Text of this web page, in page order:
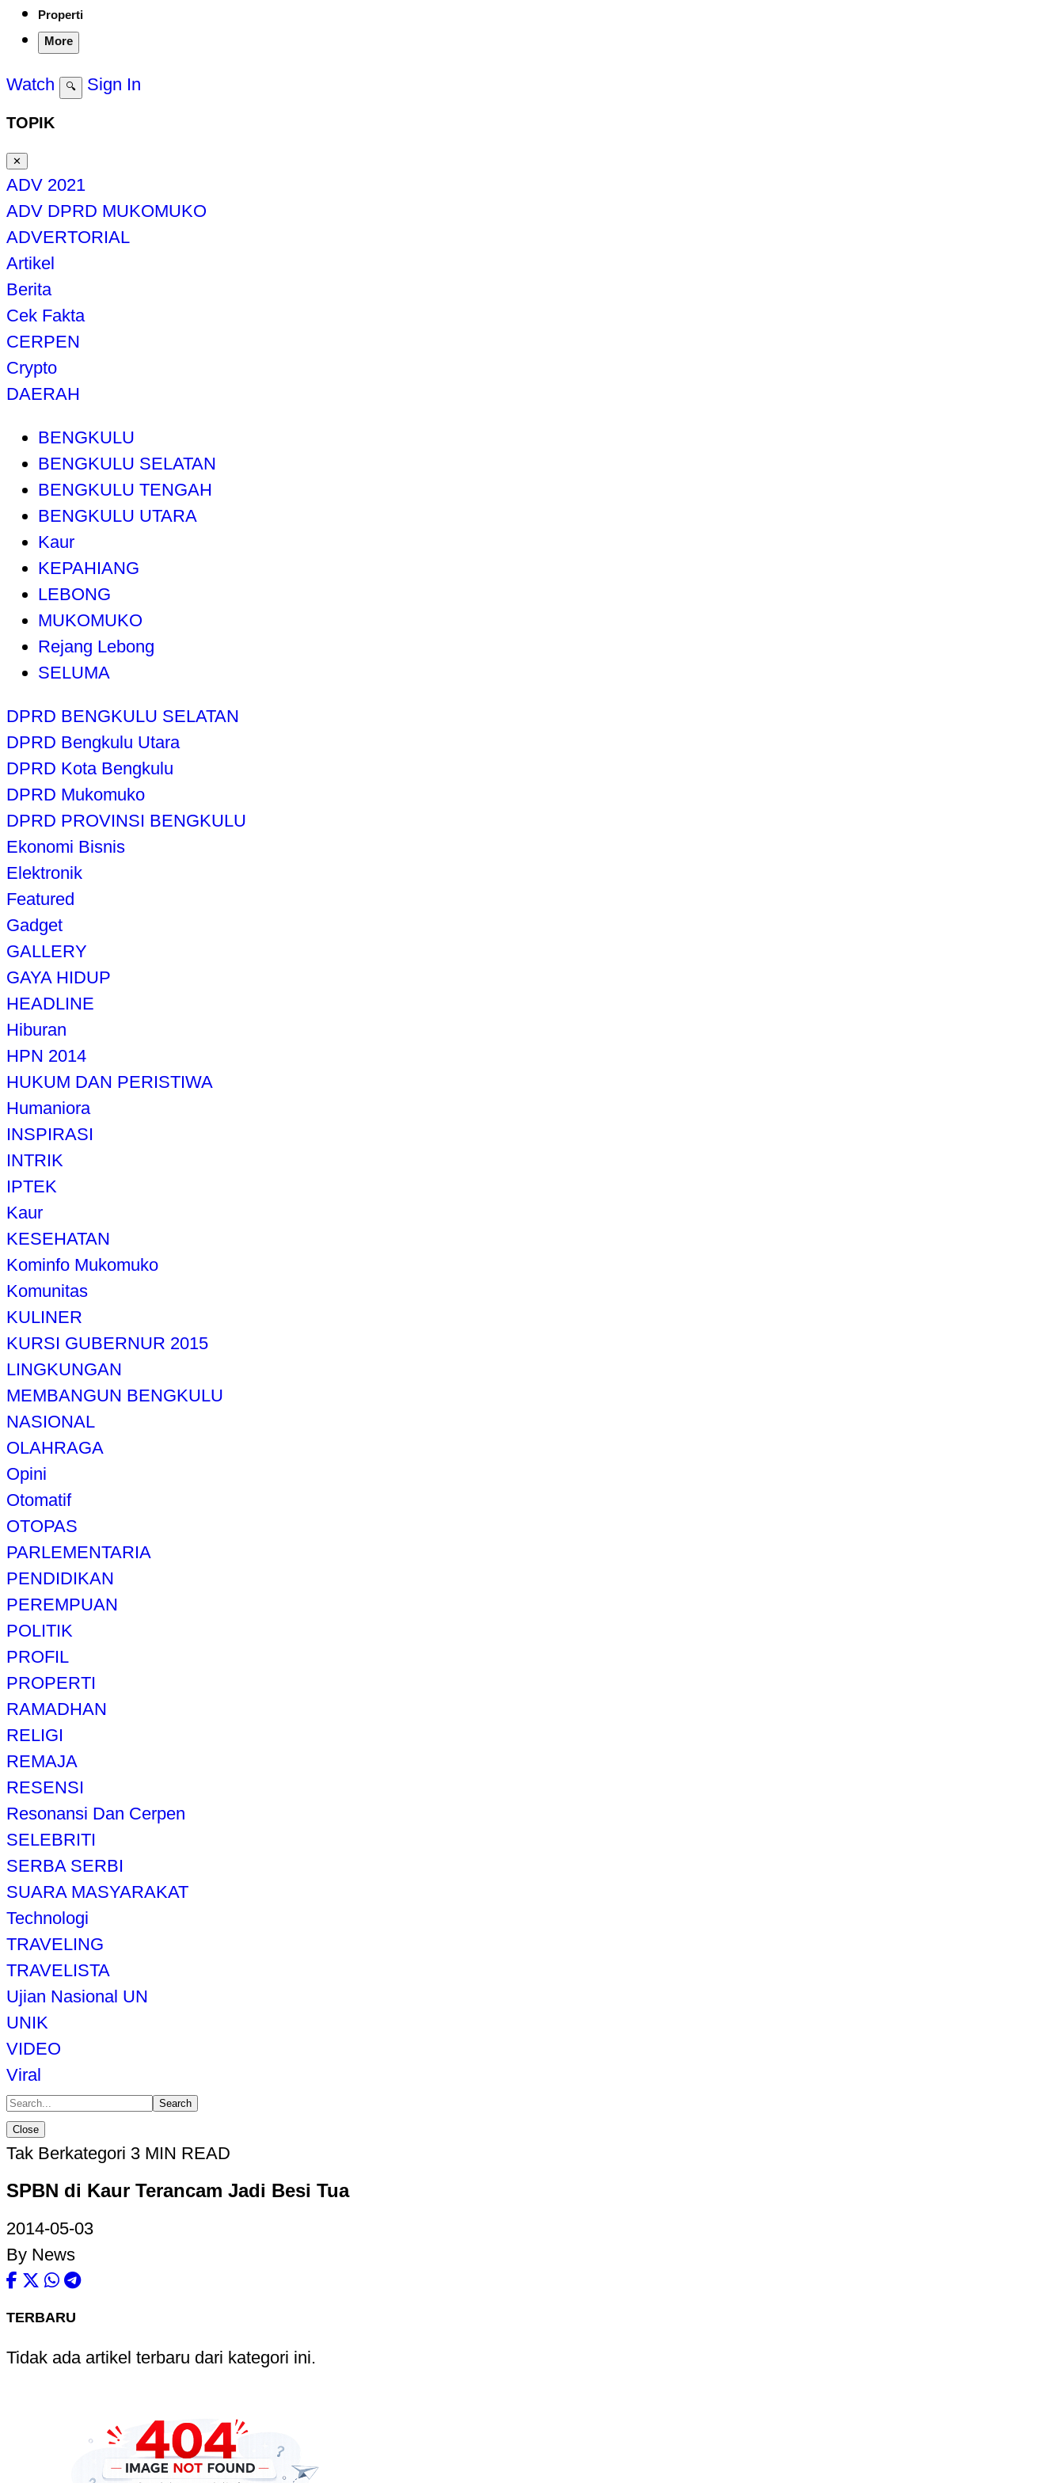
Properti
More
Watch 🔍 Sign In
TOPIK
✕
ADV 2021
ADV DPRD MUKOMUKO
ADVERTORIAL
Artikel
Berita
Cek Fakta
CERPEN
Crypto
DAERAH
BENGKULU
BENGKULU SELATAN
BENGKULU TENGAH
BENGKULU UTARA
Kaur
KEPAHIANG
LEBONG
MUKOMUKO
Rejang Lebong
SELUMA
DPRD BENGKULU SELATAN
DPRD Bengkulu Utara
DPRD Kota Bengkulu
DPRD Mukomuko
DPRD PROVINSI BENGKULU
Ekonomi Bisnis
Elektronik
Featured
Gadget
GALLERY
GAYA HIDUP
HEADLINE
Hiburan
HPN 2014
HUKUM DAN PERISTIWA
Humaniora
INSPIRASI
INTRIK
IPTEK
Kaur
KESEHATAN
Kominfo Mukomuko
Komunitas
KULINER
KURSI GUBERNUR 2015
LINGKUNGAN
MEMBANGUN BENGKULU
NASIONAL
OLAHRAGA
Opini
Otomatif
OTOPAS
PARLEMENTARIA
PENDIDIKAN
PEREMPUAN
POLITIK
PROFIL
PROPERTI
RAMADHAN
RELIGI
REMAJA
RESENSI
Resonansi Dan Cerpen
SELEBRITI
SERBA SERBI
SUARA MASYARAKAT
Technologi
TRAVELING
TRAVELISTA
Ujian Nasional UN
UNIK
VIDEO
Viral
Search
Close
Tak Berkategori 3 MIN READ
SPBN di Kaur Terancam Jadi Besi Tua
2014-05-03
By News
TERBARU
Tidak ada artikel terbaru dari kategori ini.